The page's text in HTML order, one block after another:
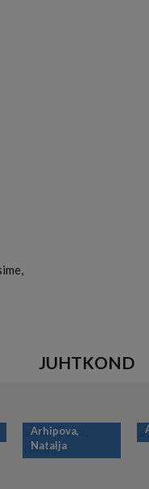
JUHTKOND
Arhipova,
Natalja